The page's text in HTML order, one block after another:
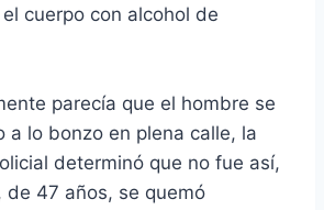
cuerpo con alcohol de
parecí­a que el hombre se
a lo bonzo en plena calle, la
determinó que no fue así­,
de 47 años, se quemó